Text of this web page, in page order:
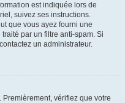
est indiquée lors de
suivez ses instructions.
que vous ayez fourni une
par un filtre anti-spam. Si
un administrateur.
vérifiez que votre